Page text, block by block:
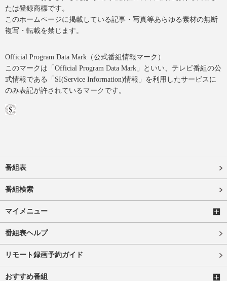
たは登録商標です。
このホームページに掲載している記事・写真等あらゆる素材の無断
複写・転載を禁じます。
Official Program Data Mark（公式番組情報マーク）
このマークは「Official Program Data Mark」といい、テレビ番組の公
式情報である「SI(Service Information)情報」を利用したサービスに
のみ表記が許されているマークです。
番組表
番組検索
マイメニュー
番組表ヘルプ
リモート録画予約ガイド
おすすめ番組